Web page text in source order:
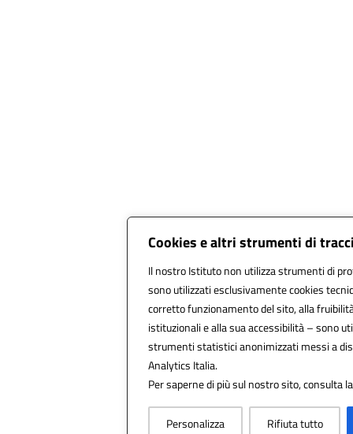
Cookies e altri strumenti di
Il nostro Istituto non utilizza strumenti di
sono utilizzati esclusivamente cookies
corretto funzionamento del sito, alla
istituzionali e alla sua accessibilità – sono
strumenti statistici anonimizzati messi a
Analytics Italia.
Per saperne di più sul nostro sito, consulta
Personalizza Rifiuta tutto